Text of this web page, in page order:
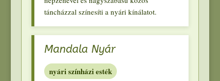
táncházzal színesíti a nyári kínálatot.
Mandala Nyár
nyári színházi esték